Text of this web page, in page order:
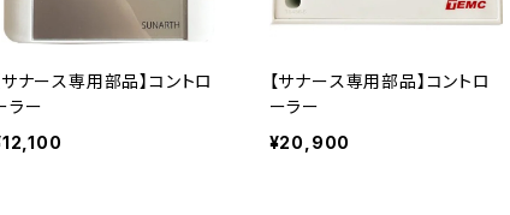
サナース専用部品】コントロ
ラー
【サナース専用部品】コントロ
ーラー
¥20,900